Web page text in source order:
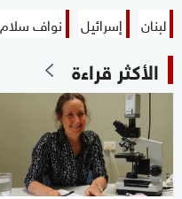
لبنان إسرائيل نواف سلام
الأكثر قراءة